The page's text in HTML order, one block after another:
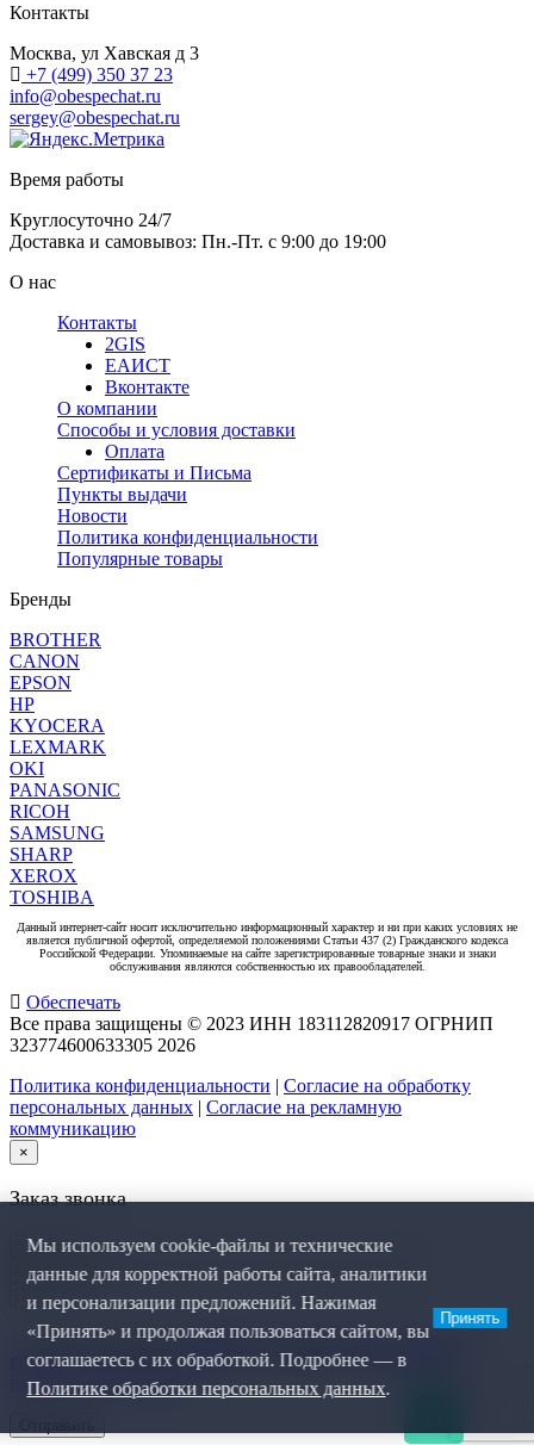
Контакты
Москва, ул Хавская д 3
+7 (499) 350 37 23
info@obespechat.ru
sergey@obespechat.ru
Время работы
Круглосуточно 24/7
Доставка и самовывоз: Пн.-Пт. с 9:00 до 19:00
О нас
Контакты
2GIS
ЕАИСТ
Вконтакте
О компании
Способы и условия доставки
Оплата
Сертификаты и Письма
Пункты выдачи
Новости
Политика конфиденциальности
Популярные товары
Бренды
BROTHER
CANON
EPSON
HP
KYOCERA
LEXMARK
OKI
PANASONIC
RICOH
SAMSUNG
SHARP
XEROX
TOSHIBA
Данный интернет-сайт носит исключительно информационный характер и ни при каких условиях не
является публичной офертой, определяемой положениями Статьи 437 (2) Гражданского кодекса
Российской Федерации. Упоминаемые на сайте зарегистрированные товарные знаки и знаки
обслуживания являются собственностью их правообладателей.
Обеспечать
Все права защищены © 2023 ИНН 183112820917 ОГРНИП
323774600633305 2026
Политика конфиденциальности | Согласие на обработку
персональных данных | Согласие на рекламную
коммуникацию
×
Заказ звонка
Я даю согласие наобработку персональных данных
рекламную коммуникациюи соглашаюсь сполитикой
конфиденциальности.
Мы используем cookie-файлы и технические
данные для корректной работы сайта, аналитики
и персонализации предложений. Нажимая
«Принять» и продолжая пользоваться сайтом, вы
соглашаетесь с их обработкой. Подробнее — в
Политике обработки персональных данных.
Принять